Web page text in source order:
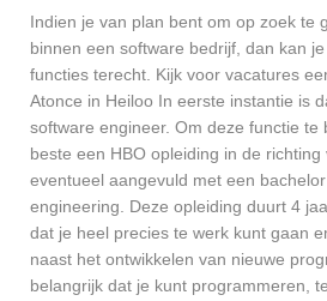
Indien je van plan bent om op zoek te
binnen een software bedrijf, dan kan
functies terecht. Kijk voor vacatures
Atonce in Heiloo In eerste instantie is
software engineer. Om deze functie te
beste een HBO opleiding in de
eventueel aangevuld met een
engineering. Deze opleiding duurt 4
dat je heel precies te werk kunt gaan
naast het ontwikkelen van nieuwe
belangrijk dat je kunt programmeren,